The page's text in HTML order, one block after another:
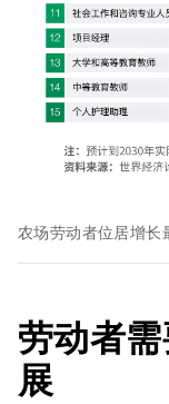
农场劳动者位居增长
劳动者
展